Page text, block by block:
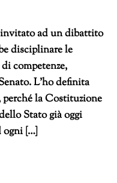
ad un dibattito
disciplinare le
competenze,
L’ho definita
la Costituzione
Stato già oggi
ogni […]